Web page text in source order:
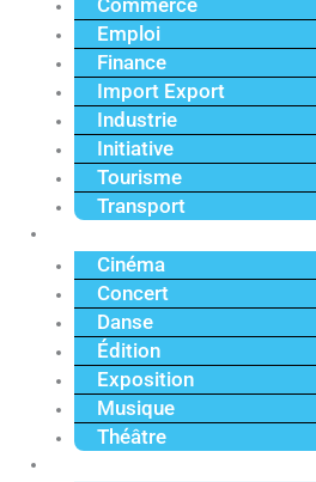
Commerce
Emploi
Finance
Import Export
Industrie
Initiative
Tourisme
Transport
Cinéma
Concert
Danse
Édition
Exposition
Musique
Théâtre